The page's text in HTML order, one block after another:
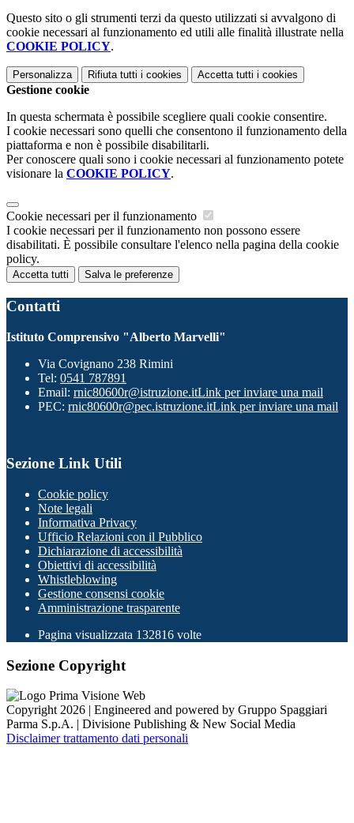
Questo sito o gli strumenti terzi da questo utilizzati si avvalgono di
cookie necessari al funzionamento ed utili alle finalità illustrate nella
COOKIE POLICY.
Personalizza Rifiuta tutti i cookies Accetta tutti i cookies
Gestione cookie
In questa schermata è possibile scegliere quali cookie consentire.
I cookie necessari sono quelli che consentono il funzionamento della
piattaforma e non è possibile disabilitarli.
Per conoscere quali sono i cookie necessari al funzionamento potete
visionare la COOKIE POLICY.
Cookie necessari per il funzionamento
I cookie necessari per il funzionamento non possono essere
disabilitati. È possibile consultare l'elenco nella pagina della cookie
policy.
Accetta tutti Salva le preferenze
Contatti
Istituto Comprensivo "Alberto Marvelli"
Via Covignano 238 Rimini
Tel: 0541 787891
Email: rnic80600r@istruzione.itLink per inviare una mail
PEC: rnic80600r@pec.istruzione.itLink per inviare una mail
Sezione Link Utili
Cookie policy
Note legali
Informativa Privacy
Ufficio Relazioni con il Pubblico
Dichiarazione di accessibilità
Obiettivi di accessibilità
Whistleblowing
Gestione consensi cookie
Amministrazione trasparente
Pagina visualizzata 132816 volte
Sezione Copyright
Copyright 2026 | Engineered and powered by Gruppo Spaggiari
Parma S.p.A. | Divisione Publishing & New Social Media
Disclaimer trattamento dati personali